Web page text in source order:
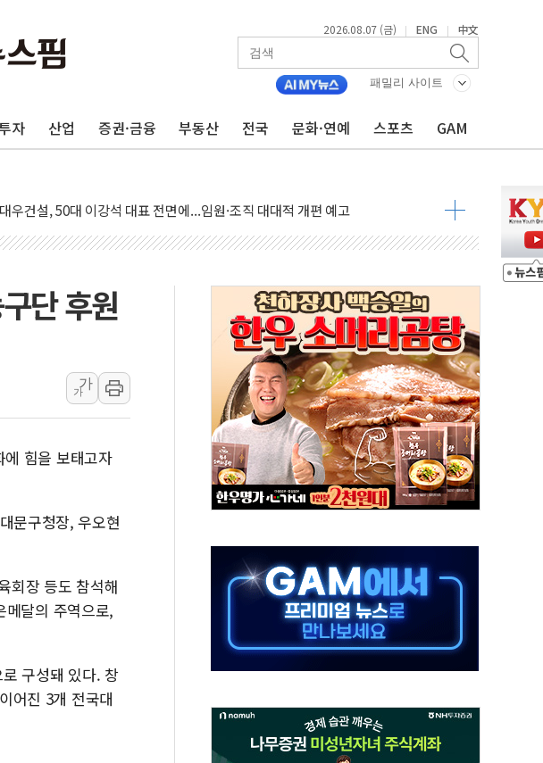
2026.08.07 (금) | ENG | 中文
패밀리 사이트
자 산업 증권·금융 부동산 전국 문화·연예 스포츠 GAM
4자 연합 균열에 분쟁 재점화 조짐…한미 지배구조 다시 요동
금호석유화학, 2분기 영업익 4배 '껑충'…전부문 약진
"PAFC만으론 어렵다"…두산퓨얼셀, SOFC에 사활
임대사업자, 등록임대 세제혜택 축소에 반발…"정책 신뢰 뒤집어"
비츠로넥스텍, 한화에어로스페이스와 '누리호 5기분 엔진 구성품' 수주
1410원대 내려간 환율, "당분간 1400원 초반대 등락"
친트럼프 오글스 미 하원의원, 테네시주 경선서 낙선
"주식이야 코인이야"…연속 사이드카·널뛰기에 개미들 '패닉'
에쓰씨엔지니어링, 큐니티와 반도체 EPC 추가 수주
애드포러스, 30억원 규모 자사주 취득
롯데웰푸드, 2분기 영업익 88.5% 증가... 해외 자회사가 이끈 '더블 성장'
이성윤 '호남 민심은 주석야청' 파장…친명계 "처절한 역사를 말장난으로" 비판
나경원 의원 "장기보유 1주택자 과도한 세금 부당"…소득세법 개정안 발의 예고
李대통령, 규제합리화위 부위원장에 김태유·국립외교원장에 김흥규
한병도 "국민의힘, 말로만 주택 공급…도시정비법·주택법 등 처리 협조하라"
금투협, ChatGPT로 투자 웹리포트 만든다…AI 금융데이터 분석 과정 개설
박홍근 "국가재정시스템 안정성 한순간도 흔들려선 안돼"
단 후원
가
가
힘을 보태고자
문구청장, 우오현
회장 등도 참석해
메달의 주역으로,
구성돼 있다. 창
어진 3개 전국대